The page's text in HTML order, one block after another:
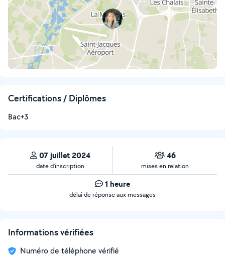
Certifications / Diplômes
Bac+3
07 juillet 2024
date d’inscription
46
mises en relation
1 heure
délai de réponse aux messages
Informations vérifiées
Numéro de téléphone vérifié